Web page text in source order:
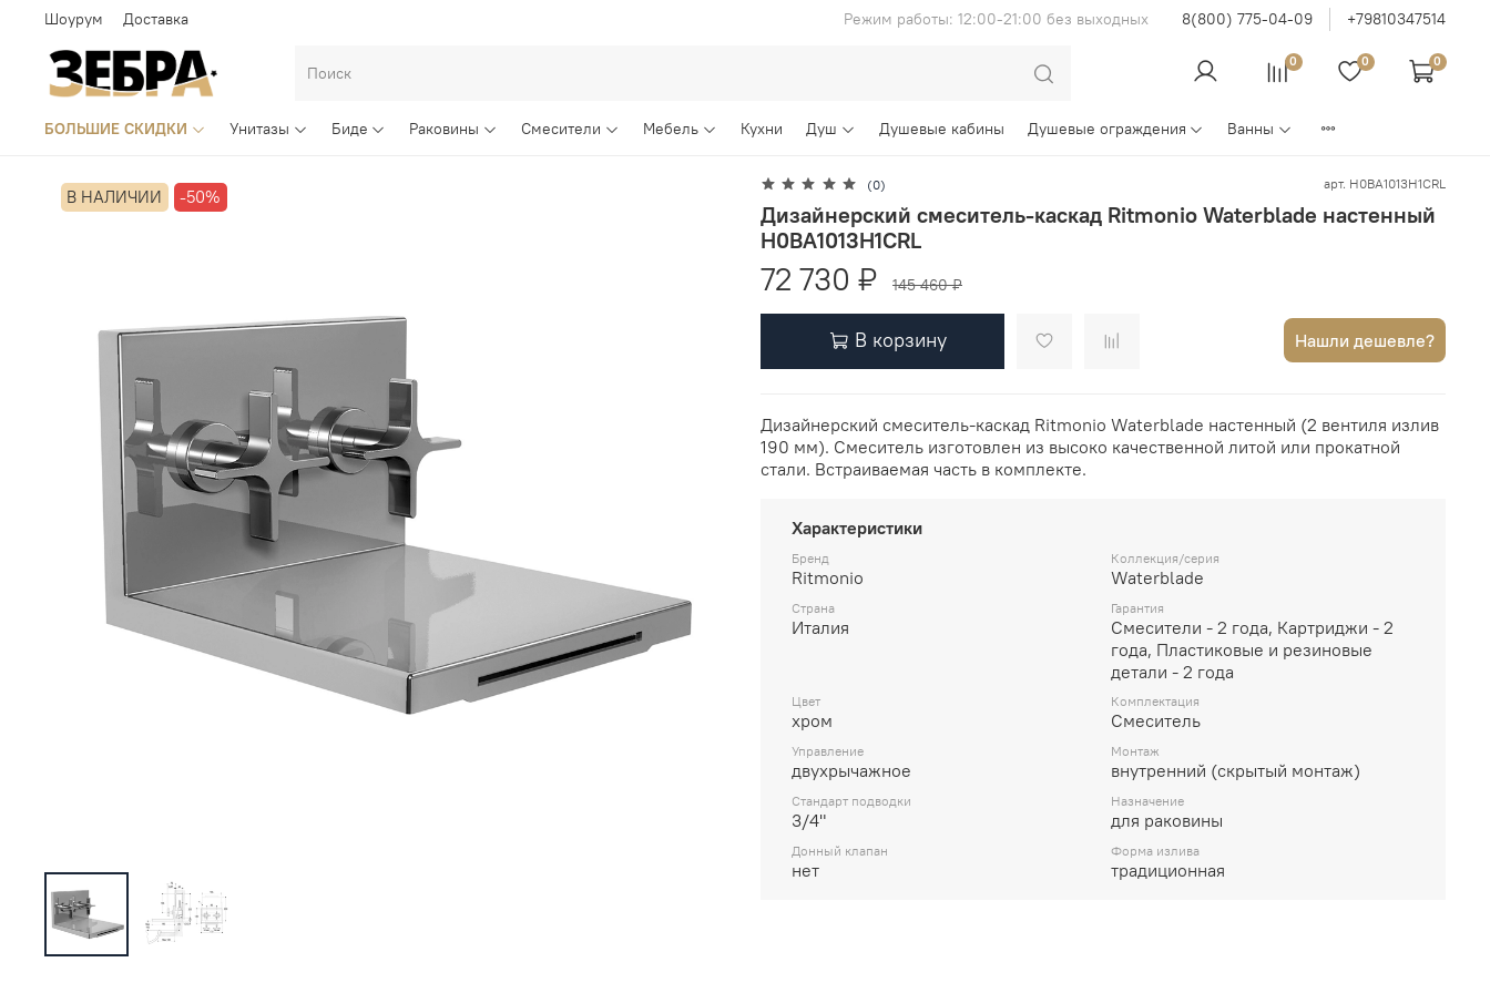
Шоурум Доставка Режим работы: 12:00-21:00 без выходных 8(800) 775-04-09 +79810347514
0 0 0
БОЛЬШИЕ СКИДКИ Унитазы Биде Раковины Смесители Мебель Кухни Душ Душевые кабины Душевые ограждения Ванны
В НАЛИЧИИ -50%
(0) арт. H0BA1013H1CRL
Дизайнерский смеситель-каскад Ritmonio Waterblade настенный
H0BA1013H1CRL
72 730 ₽ 145 460 ₽
В корзину Нашли дешевле?
Дизайнерский смеситель-каскад Ritmonio Waterblade настенный (2 вентиля излив
190 мм). Смеситель изготовлен из высоко качественной литой или прокатной
стали. Встраиваемая часть в комплекте.
Характеристики
Бренд
Ritmonio
Коллекция/серия
Waterblade
Страна
Италия
Гарантия
Смесители - 2 года, Картриджи - 2
года, Пластиковые и резиновые
детали - 2 года
Цвет
хром
Комплектация
Смеситель
Управление
двухрычажное
Монтаж
внутренний (скрытый монтаж)
Стандарт подводки
3/4"
Назначение
для раковины
Донный клапан
нет
Форма излива
традиционная